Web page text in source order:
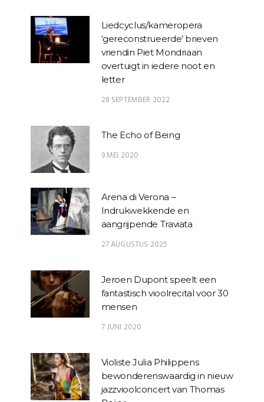
Liedcyclus/kameropera
‘gereconstrueerde’ brieven
vriendin Piet Mondriaan
overtuigt in iedere noot en
letter
28 SEPTEMBER 2022
The Echo of Being
9 MEI 2020
Arena di Verona –
Indrukwekkende en
aangrijpende Traviata
27 AUGUSTUS 2025
Jeroen Dupont speelt een
fantastisch vioolrecital voor 30
mensen
7 JUNI 2020
Violiste Julia Philippens
bewonderenswaardig in nieuw
jazzvioolconcert van Thomas